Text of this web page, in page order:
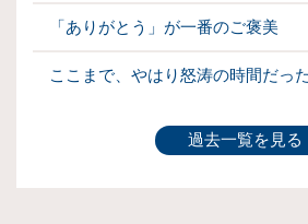
「ありがとう」が一番のご褒美
ここまで、やはり怒涛の時間だった
過去一覧を見る